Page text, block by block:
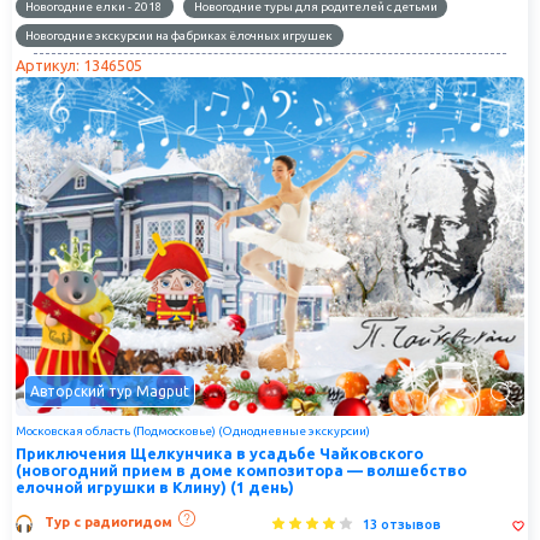
Новогодние елки - 2018 Новогодние туры для родителей с детьми
Новогодние экскурсии на фабриках ёлочных игрушек
Артикул: 1346505
Авторский тур Magput
Московская область (Подмосковье) (Однодневные экскурсии)
Приключения Щелкунчика в усадьбе Чайковского
(новогодний прием в доме композитора — волшебство
елочной игрушки в Клину) (1 день)
Тур с радиогидом 13 отзывов